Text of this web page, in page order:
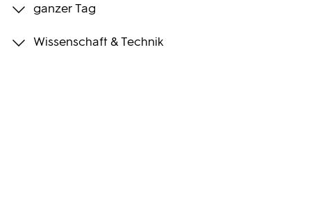
ganzer Tag
Wissenschaft & Technik